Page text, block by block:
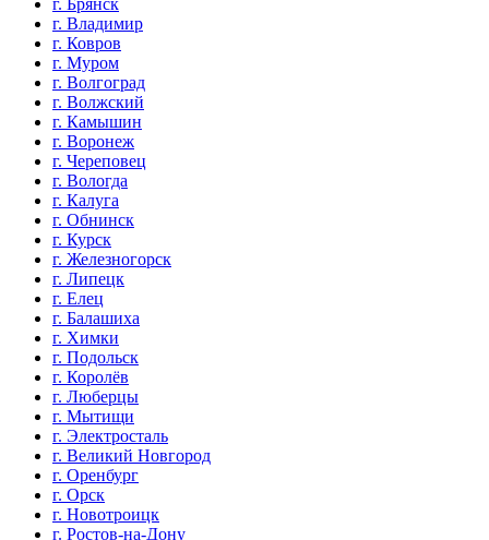
г. Брянск
г. Владимир
г. Ковров
г. Муром
г. Волгоград
г. Волжский
г. Камышин
г. Воронеж
г. Череповец
г. Вологда
г. Калуга
г. Обнинск
г. Курск
г. Железногорск
г. Липецк
г. Елец
г. Балашиха
г. Химки
г. Подольск
г. Королёв
г. Люберцы
г. Мытищи
г. Электросталь
г. Великий Новгород
г. Оренбург
г. Орск
г. Новотроицк
г. Ростов-на-Дону